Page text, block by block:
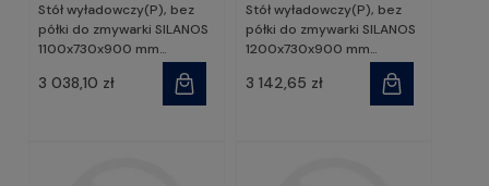
Stół wyładowczy(P), bez
półki do zmywarki SILANOS
1100x730x900 mm
3 038,10 zł
Stół wyładowczy(P), bez
półki do zmywarki SILANOS
1200x730x900 mm
3 142,65 zł